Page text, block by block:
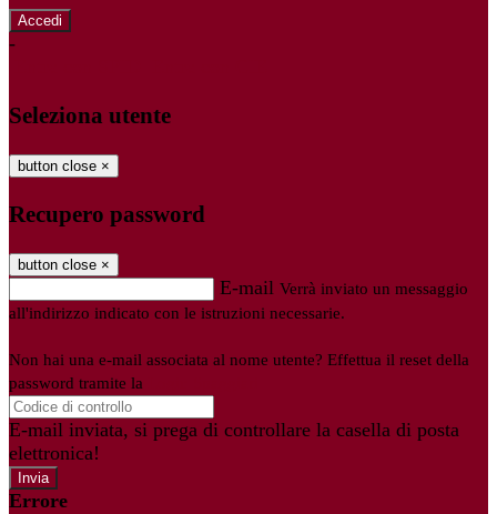
-
Seleziona utente
button close ×
Recupero password
button close ×
E-mail Verrà inviato un messaggio
all'indirizzo indicato con le istruzioni necessarie.
Non hai una e-mail associata al nome utente? Effettua il reset della
password tramite la
E-mail inviata, si prega di controllare la casella di posta
elettronica!
Errore